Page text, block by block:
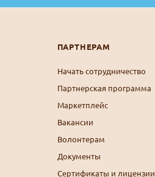
ПАРТНЕРАМ
Начать сотрудничество
Партнерская программа
Маркетплейс
Вакансии
Волонтерам
Документы
Сертификаты и лицензии